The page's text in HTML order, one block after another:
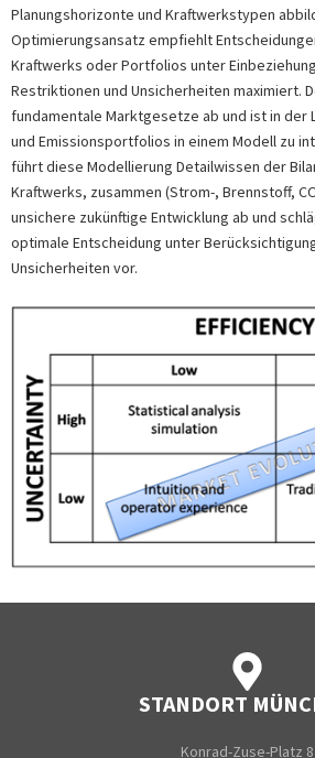
Planungshorizonte und Kraftwerkstypen
Optimierungsansatz empfiehlt
Kraftwerks oder Portfolios unter
Restriktionen und Unsicherheiten maximiert.
fundamentale Marktgesetze ab und ist in der
und Emissionsportfolios in einem Modell zu
führt diese Modellierung Detailwissen der
Kraftwerks, zusammen (Strom-, Brennstoff,
unsichere zukünftige Entwicklung ab und
optimale Entscheidung unter
Unsicherheiten vor.
STANDORT
Konrad-Zuse-Platz 8